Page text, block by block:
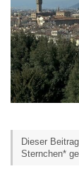
Dieser
Sternchen*